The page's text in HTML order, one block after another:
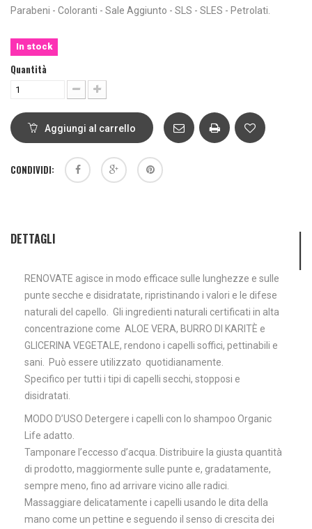
Parabeni - Coloranti - Sale Aggiunto - SLS - SLES - Petrolati.
In stock
Quantità
Aggiungi al carrello
CONDIVIDI:
DETTAGLI
RENOVATE agisce in modo efficace sulle lunghezze e sulle
punte secche e disidratate, ripristinando i valori e le difese
naturali del capello. Gli ingredienti naturali certificati in alta
concentrazione come ALOE VERA, BURRO DI KARITÈ e
GLICERINA VEGETALE, rendono i capelli soffici, pettinabili e
sani. Può essere utilizzato quotidianamente.
Specifico per tutti i tipi di capelli secchi, stopposi e
disidratati.
MODO D’USO Detergere i capelli con lo shampoo Organic
Life adatto.
Tamponare l’eccesso d’acqua. Distribuire la giusta quantità
di prodotto, maggiormente sulle punte e, gradatamente,
sempre meno, fino ad arrivare vicino alle radici.
Massaggiare delicatamente i capelli usando le dita della
mano come un pettine e seguendo il senso di crescita dei